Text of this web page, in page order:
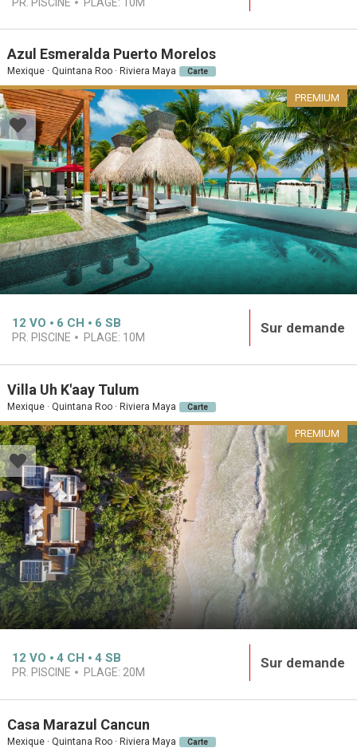
Azul Esmeralda Puerto Morelos
Mexique · Quintana Roo · Riviera Maya Carte
PREMIUM
12 VO 6 CH 6 SB
PR. PISCINE PLAGE: 10M
Sur demande
Villa Uh K'aay Tulum
Mexique · Quintana Roo · Riviera Maya Carte
PREMIUM
12 VO 4 CH 4 SB
PR. PISCINE PLAGE: 20M
Sur demande
Casa Marazul Cancun
Mexique · Quintana Roo · Riviera Maya Carte